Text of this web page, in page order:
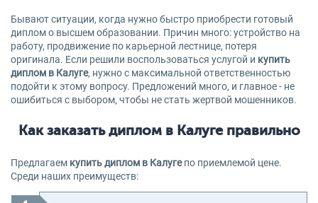
Бывают ситуации, когда нужно быстро приобрести готовый
диплом о высшем образовании. Причин много: устройство на
работу, продвижение по карьерной лестнице, потеря
оригинала. Если решили воспользоваться услугой и купить
диплом в Калуге, нужно с максимальной ответственностью
подойти к этому вопросу. Предложений много, и главное - не
ошибиться с выбором, чтобы не стать жертвой мошенников.
Как заказать диплом в Калуге правильно
Предлагаем купить диплом в Калугепо приемлемой цене.
Среди наших преимуществ: